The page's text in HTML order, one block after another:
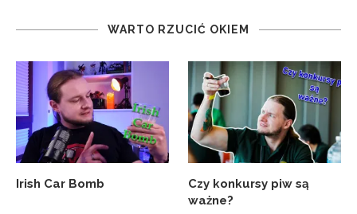
WARTO RZUCIĆ OKIEM
Irish Car Bomb
Czy konkursy piw są
ważne?